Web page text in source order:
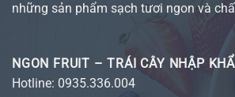
những sản phẩm sạch tươi ngon và
NGON FRUIT – TRÁI CÂY NHẬP
Hotline: 0935.336.004